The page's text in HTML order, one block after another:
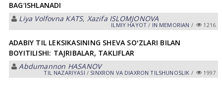
BAG‘ISHLANADI
Liya Volfovna KATS, Xazifa ISLOMJONOVA
ILMIY HАYOT / IN MEMORIAN / 1216
ADABIY TIL LEKSIKASINING SHEVA SOʻZLARI BILAN
BOYITILISHI: TAJRIBALAR, TAKLIFLAR
Abdumannon HASANOV
TIL NАZАRIYASI / SINXRON VА DIАXRON TILSHUNOSLIK / 1997